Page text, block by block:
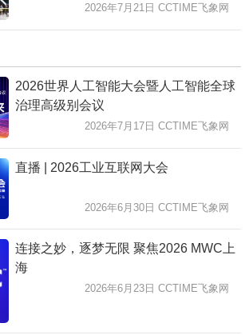
2026年7月21日 CCTIME飞象网
2026世界人工智能大会暨人工智能全球
治理高级别会议
2026年7月17日 CCTIME飞象网
直播 | 2026工业互联网大会
2026年6月30日 CCTIME飞象网
连接之妙，逐梦无限 聚焦2026 MWC上
海
2026年6月23日 CCTIME飞象网